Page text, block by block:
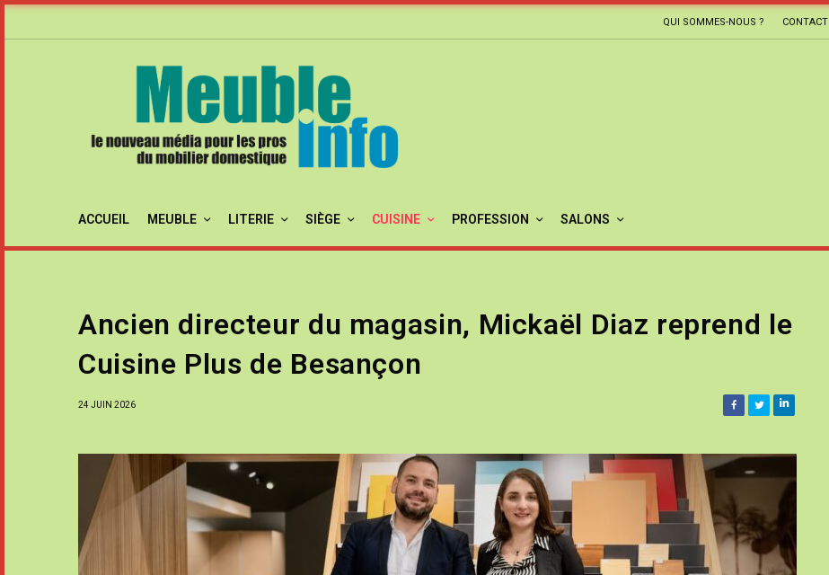
QUI SOMMES-NOUS ? CONTACT
ACCUEIL MEUBLE LITERIE SIÈGE CUISINE PROFESSION SALONS
Ancien directeur du magasin, Mickaël Diaz reprend le
Cuisine Plus de Besançon
24 JUIN 2026